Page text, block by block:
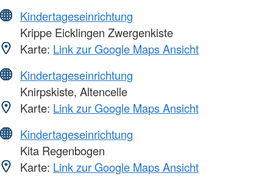
Kindertageseinrichtung
Krippe Eicklingen Zwergenkiste
Karte: Link zur Google Maps Ansicht
Kindertageseinrichtung
Knirpskiste, Altencelle
Karte: Link zur Google Maps Ansicht
Kindertageseinrichtung
Kita Regenbogen
Karte: Link zur Google Maps Ansicht